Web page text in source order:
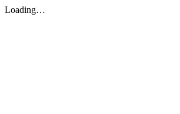
Loading…